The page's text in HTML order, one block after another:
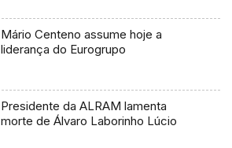
Mário Centeno assume hoje a
liderança do Eurogrupo
Presidente da ALRAM lamenta
morte de Álvaro Laborinho Lúcio